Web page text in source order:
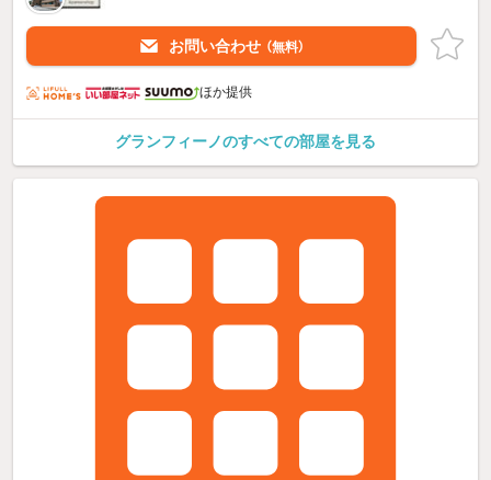
お問い合わせ （無料）
ほか提供
グランフィーノのすべての部屋を見る